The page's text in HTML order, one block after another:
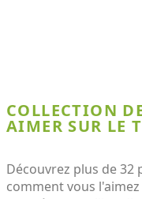
COLLECTION
AIMER SUR LE
Découvrez plus de
comment vous